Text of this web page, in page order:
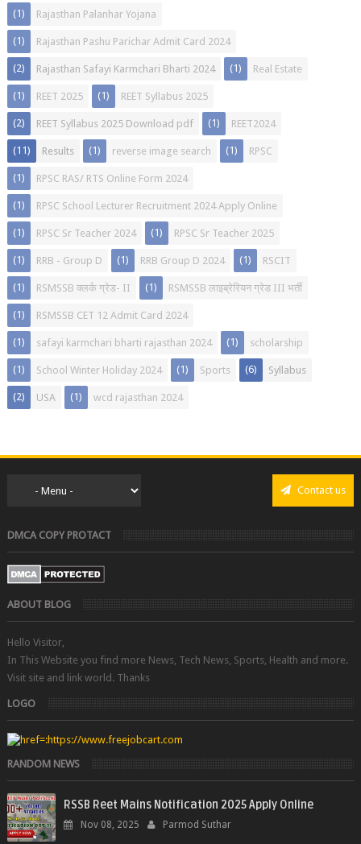
Rajasthan Palanhar Yojana
(1)
Rajasthan Pashu Parichar Admit Card 2024
(1)
Rajasthan Safayi Karmchari Bharti 2024
(2) Real Estate
(1)
REET 2025
(1) REET Syllabus 2025
(1)
REET Syllabus 2025 Download pdf
(2) REET2024
(1)
Results
(11) reverse image search
(1) RPSC
(1)
RPSC RAS/ RTS Online Form 2024
(1)
RPSC School Lecturer Recruitment 2024 Apply Online
(1)
RPSC Sr Teacher 2024
(1) RPSC Sr Teacher 2025
(1)
RRB - Group D
(1) RRB Group D 2024
(1) RSCIT
(1)
RSMSSB क्लर्क ग्रेड- II
(1) RSMSSB लाइब्रेरियन ग्रेड III भर्ती
(1)
RSMSSB CET 12 Admit Card 2024
(1)
safayi karmchari bharti rajasthan 2024
(1) scholarship
(1)
School Winter Holiday 2024
(1) Sports
(1) Syllabus
(6)
USA
(2) wcd rajasthan 2024
(1)
Contact us
DMCA COPY PROTACT
ABOUT BLOG
Hello Visitor,
In This Website you find more News, Tech News, Sports, Health and more.
Visit site and link world. Thanks
LOGO
RANDOM NEWS
RSSB Reet Mains Notification 2025 Apply Online
Nov 08, 2025 Parmod Suthar